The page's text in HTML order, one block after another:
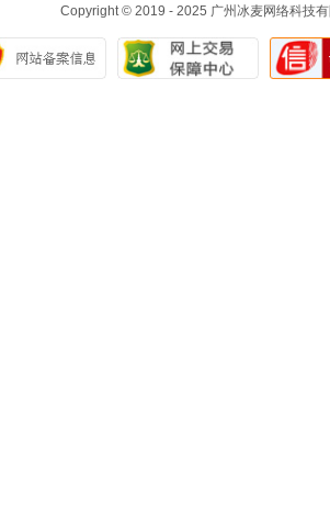
Copyright © 2019 - 2025 广州冰麦网络科技